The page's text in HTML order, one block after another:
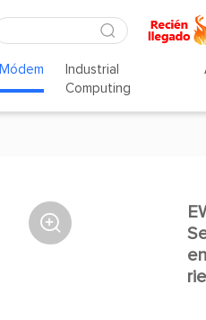
Módem
Industrial
Computing
